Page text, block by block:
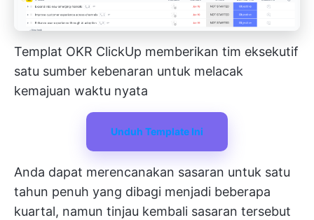
Templat OKR ClickUp memberikan tim eksekutif
satu sumber kebenaran untuk melacak
kemajuan waktu nyata
Unduh Template Ini
Anda dapat merencanakan sasaran untuk satu
tahun penuh yang dibagi menjadi beberapa
kuartal, namun tinjau kembali sasaran tersebut